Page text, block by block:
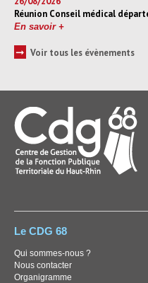
Réunion Conseil médical
En savoir +
➞ Voir tous les évènements
Le CDG 68
Qui sommes-nous ?
Nous contacter
Organigramme